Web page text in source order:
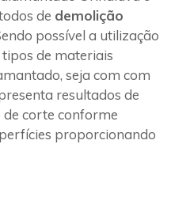
de demolição
possível a utilização
de materiais
seja com com
resultados de
corte conforme
proporcionando